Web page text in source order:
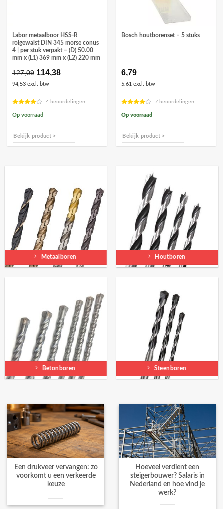
Labor metaalboor HSS-R
rolgewalst DIN 345 morse conus
4 | per stuk verpakt – (D) 50.00
mm x (L1) 369 mm x (L2) 220 mm
127,09 Oorspronkelijke
prijs
was:
114,38Huidige
94,53 excl. btw
4 beoordelingen
Op voorraad
Bekijk product >
Bosch houtborenset – 5 stuks
6,79
5.61 excl. btw
7 beoordelingen
Op voorraad
Bekijk product >
Metaalboren Houtboren
Betonboren Steenboren
Een drukveer vervangen: zo
voorkomt u een verkeerde
keuze
Hoeveel verdient een
steigerbouwer? Salaris in
Nederland en hoe vind je
werk?